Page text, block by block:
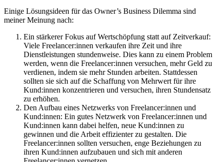
Einige Lösungsideen für das Owner’s Business Dilemma sind
meiner Meinung nach:
Ein stärkerer Fokus auf Wertschöpfung statt auf Zeitverkauf:
Viele Freelancer:innen verkaufen ihre Zeit und ihre
Dienstleistungen stundenweise. Dies kann zu einem Problem
werden, wenn die Freelancer:innen versuchen, mehr Geld zu
verdienen, indem sie mehr Stunden arbeiten. Stattdessen
sollten sie sich auf die Schaffung von Mehrwert für ihre
Kund:innen konzentrieren und versuchen, ihren Stundensatz
zu erhöhen.
Den Aufbau eines Netzwerks von Freelancer:innen und
Kund:innen: Ein gutes Netzwerk von Freelancer:innen und
Kund:innen kann dabei helfen, neue Kund:innen zu
gewinnen und die Arbeit effizienter zu gestalten. Die
Freelancer:innen sollten versuchen, enge Beziehungen zu
ihren Kund:innen aufzubauen und sich mit anderen